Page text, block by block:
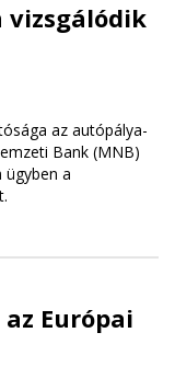
vizsgálódik
az autópálya-
Bank (MNB)
ügyben a
Európai